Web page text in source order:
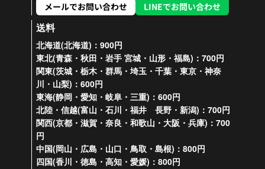
メールでお問い合わせ
LINEでお問い合わせ
送料
北海道(北海道)：900円
東北(青森・秋田・岩手 宮城・山形・福島)：700円
関東(茨城・栃木・群馬・埼玉・千葉・東京・神奈
川・山梨)：600円
東海(静岡・愛知・岐阜・三重)：600円
北陸・信越(富山・石川・福井 長野・新潟)：700円
関西(京都・滋賀・奈良・和歌山・大阪・兵庫)：700
円
中国(岡山・広島・山口・鳥取・島根)：800円
四国(香川・徳島・高知・愛媛)：800円